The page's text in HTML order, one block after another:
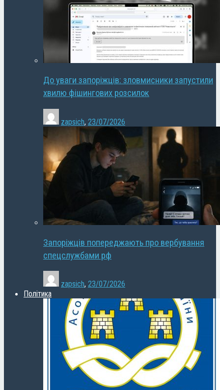
До уваги запоріжців: зловмисники запустили
хвилю фішингових розсилок
zapsich, 23/07/2026
Запоріжців попереджають про вербування
спецслужбами рф
zapsich, 23/07/2026
Політика